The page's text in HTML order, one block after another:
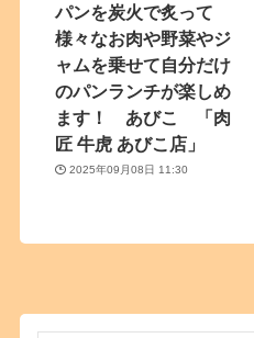
パンを炭火で炙って
様々なお肉や野菜やジ
ャムを乗せて自分だけ
のパンランチが楽しめ
ます！ あびこ 「肉
匠 牛虎 あびこ店」
2025年09月08日 11:30